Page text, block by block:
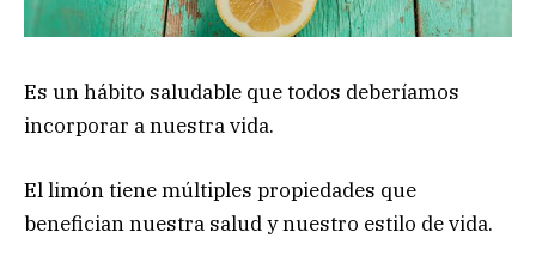
Es un hábito saludable que todos deberíamos
incorporar a nuestra vida.
El limón tiene múltiples propiedades que
benefician nuestra salud y nuestro estilo de vida.